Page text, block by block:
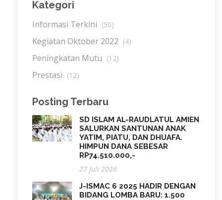
Kategori
Informasi Terkini (50)
Kegiatan Oktober 2022 (4)
Peningkatan Mutu (12)
Prestasi (12)
Posting Terbaru
SD ISLAM AL-RAUDLATUL AMIEN
SALURKAN SANTUNAN ANAK
YATIM, PIATU, DAN DHUAFA.
HIMPUN DANA SEBESAR
RP74.510.000,-
27 Juli 2026
J-ISMAC 6 2025 HADIR DENGAN
BIDANG LOMBA BARU: 1.500